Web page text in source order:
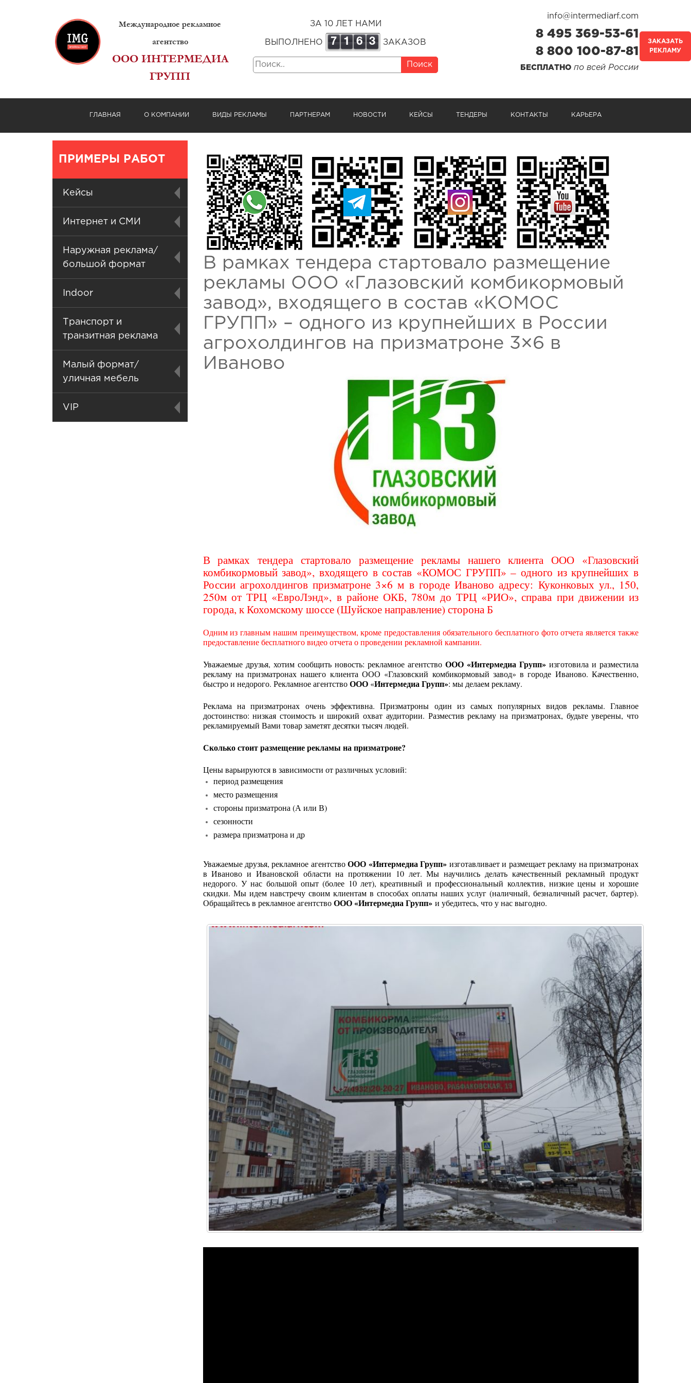
Международное рекламное
агентство
ООО ИНТЕРМЕДИА
ГРУПП
ЗА 10 ЛЕТ НАМИ
ВЫПОЛНЕНО 7 1 6 3 ЗАКАЗОВ
Поиск
info@intermediarf.com
8 495 369-53-61
8 800 100-87-81
БЕСПЛАТНО по всей России
ГЛАВНАЯ О КОМПАНИИ ВИДЫ РЕКЛАМЫ ПАРТНЕРАМ НОВОСТИ КЕЙСЫ ТЕНДЕРЫ КОНТАКТЫ КАРЬЕРА
ЗАКАЗАТЬ
РЕКЛАМУ
ПРИМЕРЫ РАБОТ
Кейсы
Интернет и СМИ
Наружная реклама/
большой формат
Indoor
Транспорт и
транзитная реклама
Малый формат/
уличная мебель
VIP
В рамках тендера стартовало размещение
рекламы ООО «Глазовский комбикормовый
завод», входящего в состав «КОМОС
ГРУПП» – одного из крупнейших в России
агрохолдингов на призматроне 3×6 в
Иваново
В рамках тендера стартовало размещение рекламы нашего клиента ООО «Глазовский
комбикормовый завод», входящего в состав «КОМОС ГРУПП» – одного из крупнейших в
России агрохолдингов призматроне 3×6 м в городе Иваново адресу: Куконковых ул., 150,
250м от ТРЦ «ЕвроЛэнд», в районе ОКБ, 780м до ТРЦ «РИО», справа при движении из
города, к Кохомскому шоссе (Шуйское направление) сторона Б
Одним из главным нашим преимуществом, кроме предоставления обязательного бесплатного фото отчета является также
предоставление бесплатного видео отчета о проведении рекламной кампании.
Уважаемые друзья, хотим сообщить новость: рекламное агентство ООО «Интермедиа Групп»изготовила и разместила
рекламу на призматронах нашего клиента ООО «Глазовский комбикормовый завод» в городе Иваново. Качественно,
быстро и недорого. Рекламное агентствоООО«Интермедиа Групп»: мы делаем рекламу.
Реклама на призматронах очень эффективна. Призматроны один из самых популярных видов рекламы. Главное
достоинство: низкая стоимость и широкий охват аудитории. Разместив рекламу на призматронах, будьте уверены, что
рекламируемый Вами товар заметят десятки тысяч людей.
Сколько стоит размещение рекламы на призматроне?
Цены варьируются в зависимости от различных условий:
период размещения
место размещения
стороны призматрона (А или В)
сезонности
размера призматрона и др
Уважаемые друзья, рекламное агентствоООО «Интермедиа Групп» изготавливает и размещает рекламу на призматронах
в Иваново и Ивановской области на протяжении 10 лет. Мы научились делать качественный рекламный продукт
недорого. У нас большой опыт (более 10 лет), креативный и профессиональный коллектив, низкие цены и хорошие
скидки. Мы идем навстречу своим клиентам в способах оплаты наших услуг (наличный, безналичный расчет, бартер).
Обращайтесь в рекламное агентствоООО«Интермедиа Групп»и убедитесь, что у нас выгодно.